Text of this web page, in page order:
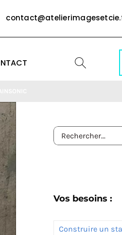
Rechercher:
Vos besoins :
Construire un